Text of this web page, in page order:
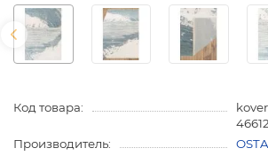
Код товара:
Производитель:
OSTA